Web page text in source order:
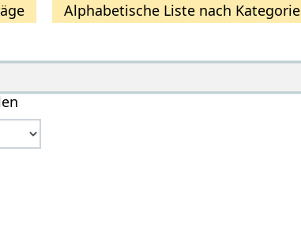
Alphabetische Liste nach Kategorie